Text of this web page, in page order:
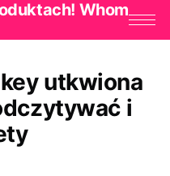
Whom
utkwiona
i